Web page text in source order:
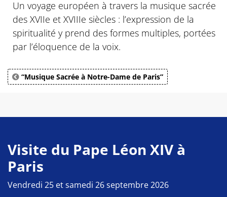
Un voyage européen à travers la musique sacrée
des XVIIe et XVIIIe siècles : l’expression de la
spiritualité y prend des formes multiples, portées
par l’éloquence de la voix.
“Musique Sacrée à Notre-Dame de Paris”
Visite du Pape Léon XIV à
Paris
Vendredi 25 et samedi 26 septembre 2026